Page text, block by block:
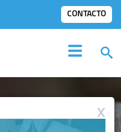
CONTACTO
X